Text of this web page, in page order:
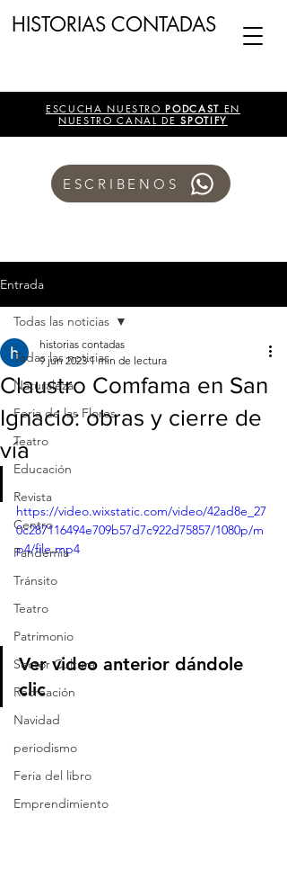
HISTORIAS CONTADAS
ESCUCHA NUESTROPODCAST EN
NUESTRO CANAL DESPOTIFY
ESCRIBENOS
Entrada
Todas las noticias
Naturaleza
Feria de las Flores
Teatro
Educación
Revista
Centro
Pandemia
Tránsito
Teatro
Patrimonio
Sector Cultura
Recreación
Navidad
periodismo
Feria del libro
Emprendimiento
Todas las noticias
Claustro Comfama en San
Ignacio: obras y cierre de
vía
historias contadas
9 jun 2023 1 min de lectura
https://video.wixstatic.com/video/42ad8e_27
0c287116494e709b57d7c922d75857/1080p/m
p4/file.mp4
Ver video anterior dándole
clic